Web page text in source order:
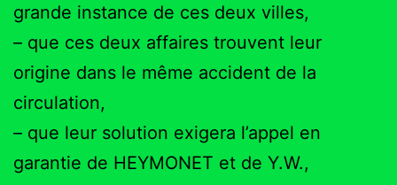
grande instance de ces deux villes,
– que ces deux affaires trouvent leur
origine dans le même accident de la
circulation,
– que leur solution exigera l’appel en
garantie de HEYMONET et de Y.W.,